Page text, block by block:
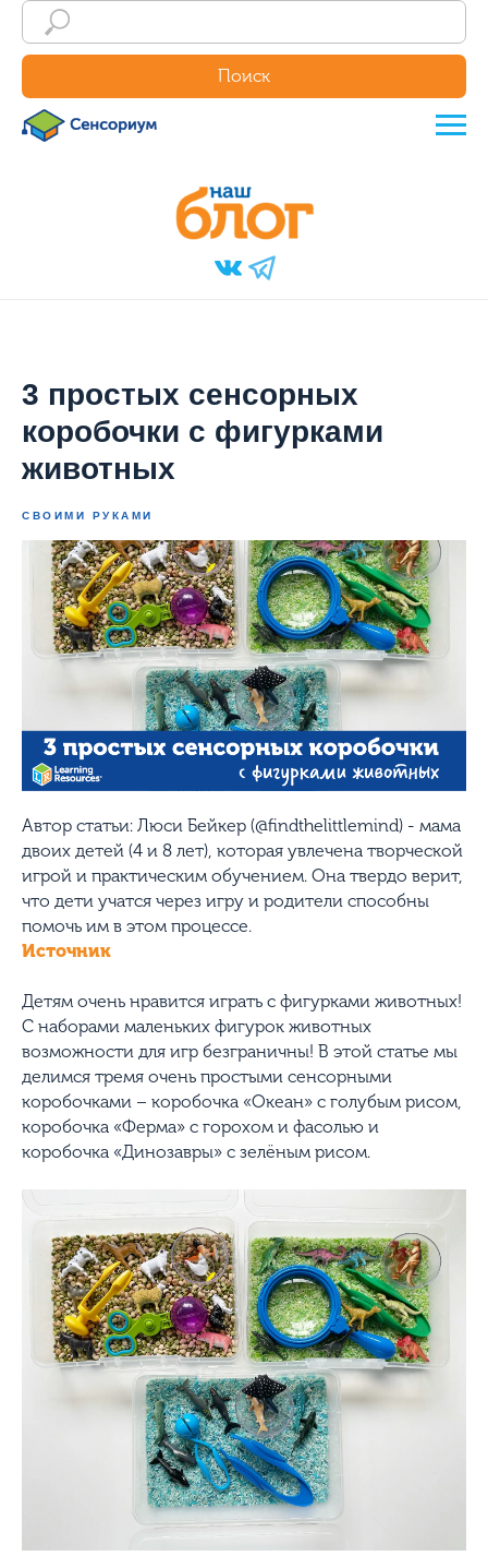
Поиск
3 простых сенсорных
коробочки с фигурками
животных
СВОИМИ РУКАМИ
Автор статьи: Люси Бейкер (@findthelittlemind) - мама
двоих детей (4 и 8 лет), которая увлечена творческой
игрой и практическим обучением. Она твердо верит,
что дети учатся через игру и родители способны
помочь им в этом процессе.
Источник
Детям очень нравится играть с фигурками животных!
С наборами маленьких фигурок животных
возможности для игр безграничны! В этой статье мы
делимся тремя очень простыми сенсорными
коробочками – коробочка «Океан» с голубым рисом,
коробочка «Ферма» с горохом и фасолью и
коробочка «Динозавры» с зелёным рисом.